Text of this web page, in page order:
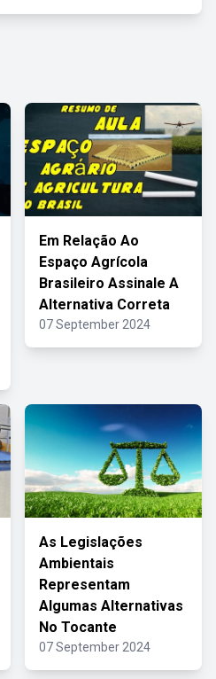
Em Relação Ao
Espaço Agrícola
Brasileiro Assinale A
Alternativa Correta
07 September 2024
As Legislações
Ambientais
Representam
Algumas Alternativas
No Tocante
07 September 2024